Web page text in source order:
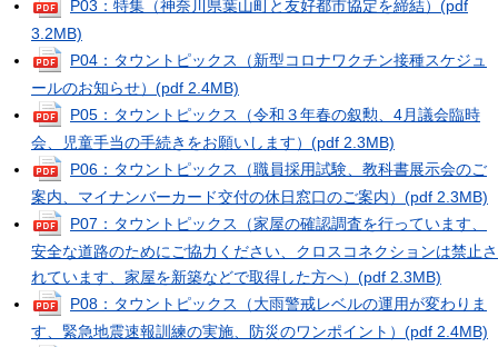
P03：特集（神奈川県葉山町と友好都市協定を締結） (pdf
3.2MB)
P04：タウントピックス（新型コロナワクチン接種スケジュ
ールのお知らせ） (pdf 2.4MB)
P05：タウントピックス（令和３年春の叙勲、4月議会臨時
会、児童手当の手続きをお願いします） (pdf 2.3MB)
P06：タウントピックス（職員採用試験、教科書展示会のご
案内、マイナンバーカード交付の休日窓口のご案内） (pdf 2.3MB)
P07：タウントピックス（家屋の確認調査を行っています、
安全な道路のためにご協力ください、クロスコネクションは禁止さ
れています、家屋を新築などで取得した方へ） (pdf 2.3MB)
P08：タウントピックス（大雨警戒レベルの運用が変わりま
す、緊急地震速報訓練の実施、防災のワンポイント） (pdf 2.4MB)